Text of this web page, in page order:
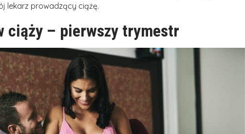
lekarz prowadzący ciążę.
ciąży – pierwszy trymestr